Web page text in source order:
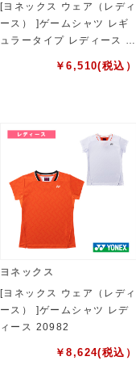
[ヨネックス ウェア（レディ
ース） ]ゲームシャツ レギ
ュラータイプ レディース 2
￥6,510(税込）
ヨネックス
[ヨネックス ウェア（レディ
ース） ]ゲームシャツ レデ
ィース 20982
￥8,624(税込）